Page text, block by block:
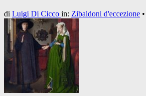
di Luigi Di Cicco in: Zibaldoni d'eccezione •